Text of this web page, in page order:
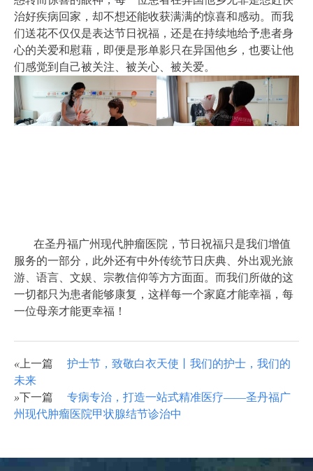
治好疾病回家，却不想还能收获满满的惊喜和感动。而我
们送花不仅仅是表达节日祝福，还是在持续地给予患者身
心的关爱和慰藉，即便是形单影只在异国他乡，也要让他
们感觉到自己被关注、被关心、被关爱。
在圣丹福广州现代肿瘤医院，节日祝福只是我们增值
服务的一部分，此外还有中外传统节日庆典、外出观光旅
游、语言、文娱、宗教信仰等方方面面。而我们所做的这
一切都只为患者能够康复，这样每一个家庭才能幸福，每
一位母亲才能更幸福！
« 上一篇
护士节，致敬白衣天使丨我们的护士，我们的
未来
»下一篇
专病专治，打造一站式精准医疗——圣丹福广
州现代肿瘤医院甲状腺结节诊治中